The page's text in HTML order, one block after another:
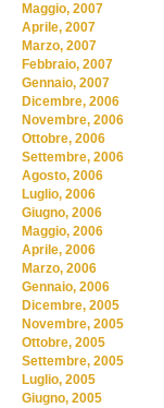
Maggio, 2007
Aprile, 2007
Marzo, 2007
Febbraio, 2007
Gennaio, 2007
Dicembre, 2006
Novembre, 2006
Ottobre, 2006
Settembre, 2006
Agosto, 2006
Luglio, 2006
Giugno, 2006
Maggio, 2006
Aprile, 2006
Marzo, 2006
Gennaio, 2006
Dicembre, 2005
Novembre, 2005
Ottobre, 2005
Settembre, 2005
Luglio, 2005
Giugno, 2005